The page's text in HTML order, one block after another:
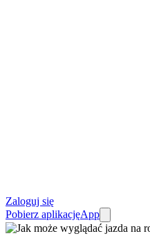
Zaloguj się
Pobierz aplikacjęApp